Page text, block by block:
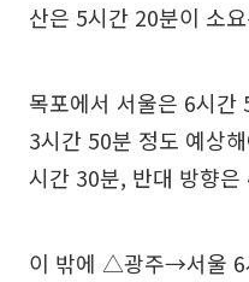
산은 5시간 20분이 소
목포에서 서울은 6시간
3시간 50분 정도 예상
시간 30분, 반대 방향
이 밖에 △광주→서울